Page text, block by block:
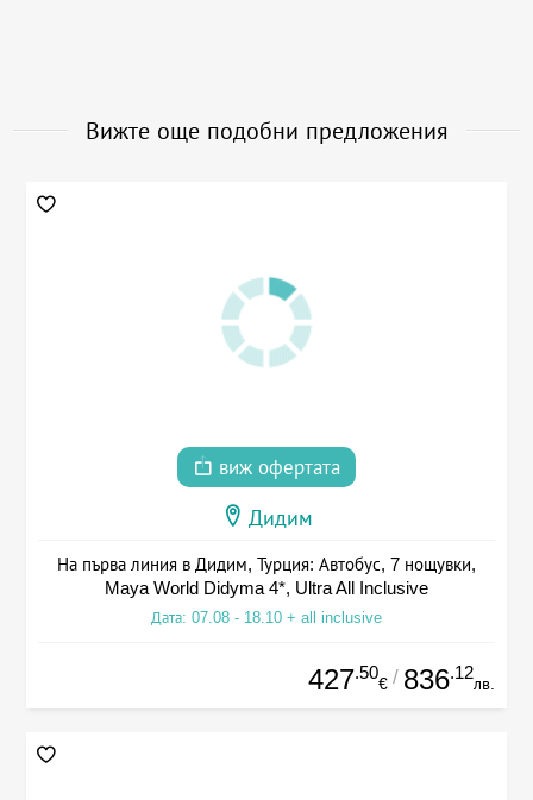
Вижте още подобни предложения
виж офертата
Дидим
На първа линия в Дидим, Турция: Автобус, 7 нощувки,
Maya World Didyma 4*, Ultra All Inclusive
Дата: 07.08 - 18.10 + all inclusive
427.50
€ / 836.12
лв.